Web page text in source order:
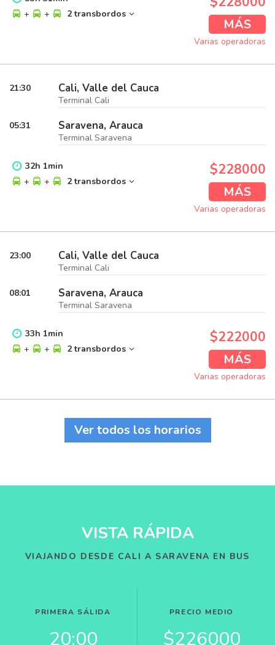
+
+ 2 transbordos
MÁS
Varias operadoras
21:30 Cali, Valle del Cauca
Terminal Cali
05:31 Saravena, Arauca
Terminal Saravena
32h 1min
+
+ 2 transbordos
$228000
MÁS
Varias operadoras
23:00 Cali, Valle del Cauca
Terminal Cali
08:01 Saravena, Arauca
Terminal Saravena
33h 1min
+
+ 2 transbordos
$222000
MÁS
Varias operadoras
Ver todos los horarios
VISTA RÁPIDA
VIAJANDO DESDE CALI A SARAVENA EN BUS
PRIMERA SÁLIDA
20:00
PRECIO MEDIO
$226000